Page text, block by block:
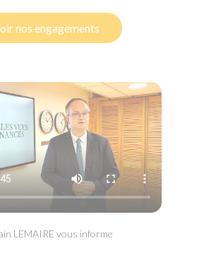
nos engagements
LEMAIRE vous informe